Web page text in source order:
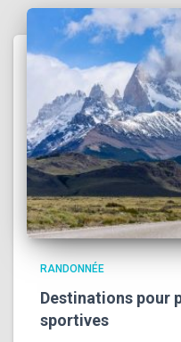
RANDONNÉE
Destinations pour
sportives